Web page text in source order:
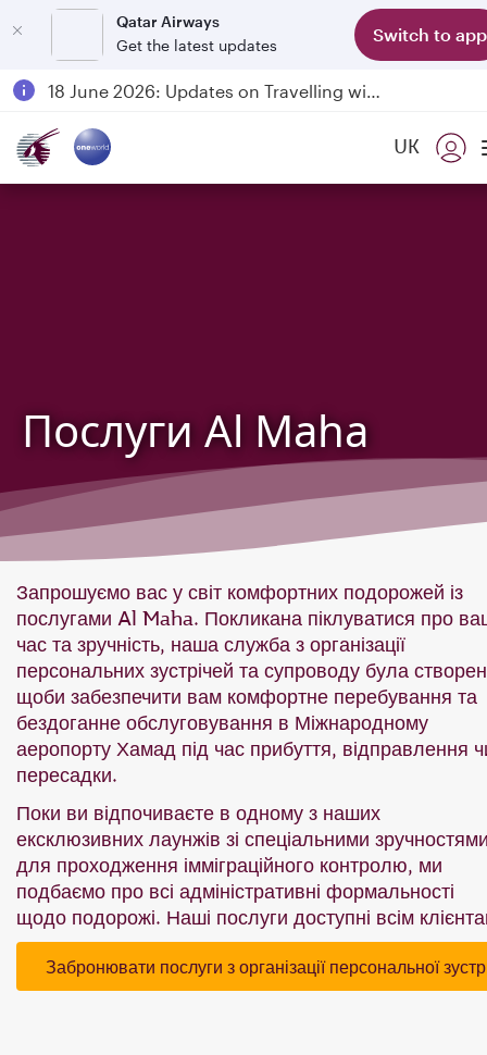
Qatar Airways
Get the latest updates
Switch to app
Passengers flying between Doha and Auckland on QR914 and QR915
18 June 2026: Updates on Travelling with Power Banks
UK
Послуги Al Maha
Запрошуємо вас у світ комфортних подорожей із
послугами Al Maha. Покликана піклуватися про
час та зручність, наша служба з організації
персональних зустрічей та супроводу була
щоби забезпечити вам комфортне перебування та
бездоганне обслуговування в Міжнародному
аеропорту Хамад під час прибуття, відправлення
пересадки.
Поки ви відпочиваєте в одному з наших
ексклюзивних лаунжів зі спеціальними
для проходження імміграційного контролю, ми
подбаємо про всі адміністративні формальності
щодо подорожі. Наші послуги доступні всім
Забронювати послуги з організації персональної